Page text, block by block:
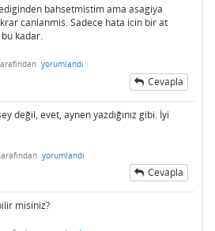
bahsetmistim ama asagiya
canlanmis. Sadece hata icin bir at
kadar.
yorumlandı
Cevapla
değil, evet, aynen yazdığınız gibi. İyi
yorumlandı
Cevapla
misiniz?